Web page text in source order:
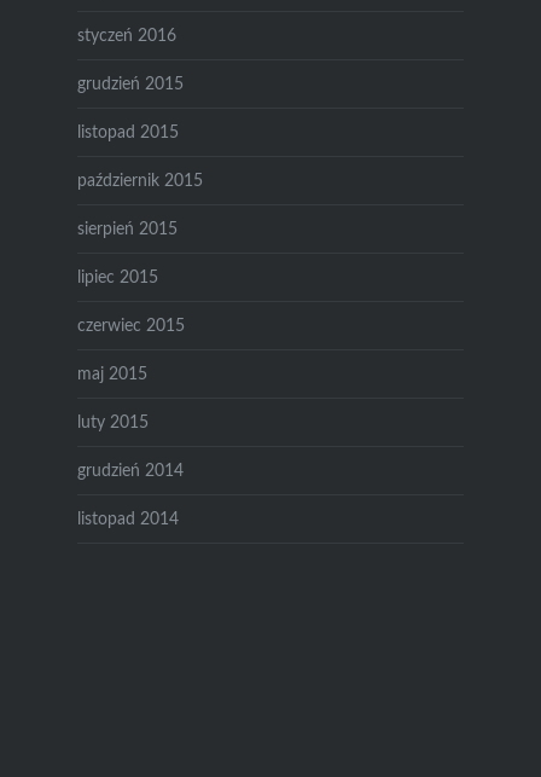
styczeń 2016
grudzień 2015
listopad 2015
październik 2015
sierpień 2015
lipiec 2015
czerwiec 2015
maj 2015
luty 2015
grudzień 2014
listopad 2014